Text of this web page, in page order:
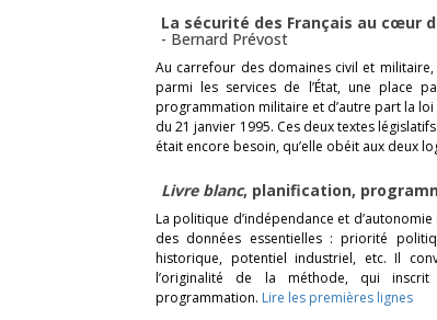
La sécurité des Français au cœur
- Bernard Prévost
Au carrefour des domaines civil et
parmi les services de l’État, une place
programmation militaire et d’autre part la
du 21 janvier 1995. Ces deux textes
était encore besoin, qu’elle obéit aux deux
Livre blanc, planification,
La politique d’indépendance et
des données essentielles : priorité
historique, potentiel industriel, etc. Il
l’originalité de la méthode, qui
programmation. Lire les premières lignes